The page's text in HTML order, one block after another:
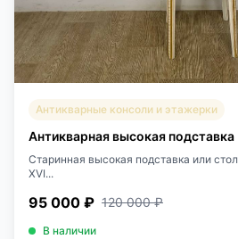
Антикварные консоли и этажерки
Антикварная высокая подставка
Старинная высокая подставка или
XVI...
95 000 ₽ 120 000 ₽
В наличии